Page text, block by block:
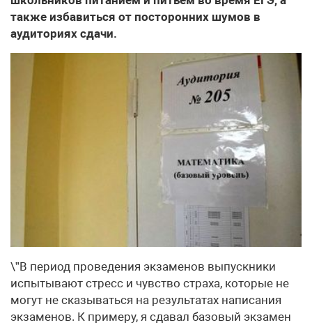
также избавиться от посторонних шумов в
аудиториях сдачи.
\”В период проведения экзаменов выпускники
испытывают стресс и чувство страха, которые не
могут не сказываться на результатах написания
экзаменов. К примеру, я сдавал базовый экзамен